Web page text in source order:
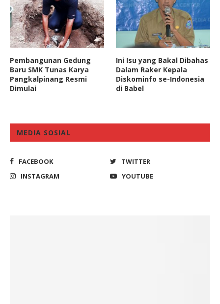
Pembangunan Gedung
Baru SMK Tunas Karya
Pangkalpinang Resmi
Dimulai
Ini Isu yang Bakal Dibahas
Dalam Raker Kepala
Diskominfo se-Indonesia
di Babel
MEDIA SOSIAL
FACEBOOK
TWITTER
INSTAGRAM
YOUTUBE